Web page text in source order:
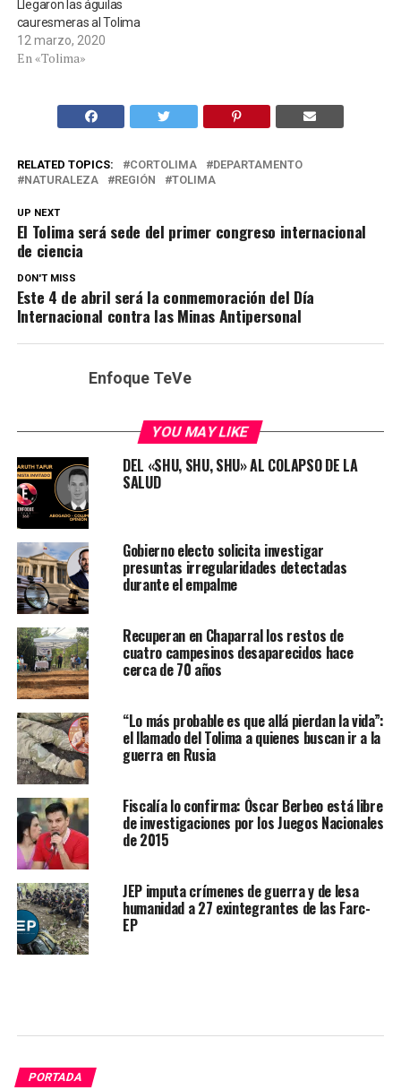
Llegaron las águilas
cauresmeras al Tolima
12 marzo, 2020
En «Tolima»
RELATED TOPICS: CORTOLIMA
DEPARTAMENTO
NATURALEZA
REGIÓN TOLIMA
UP NEXT
El Tolima será sede del primer congreso internacional
de ciencia
DON'T MISS
Este 4 de abril será la conmemoración del Día
Internacional contra las Minas Antipersonal
Enfoque TeVe
YOU MAY LIKE
DEL «SHU, SHU, SHU» AL COLAPSO DE LA
SALUD
Gobierno electo solicita investigar
presuntas irregularidades detectadas
durante el empalme
Recuperan en Chaparral los restos de
cuatro campesinos desaparecidos hace
cerca de 70 años
“Lo más probable es que allá pierdan la vida”:
el llamado del Tolima a quienes buscan ir a la
guerra en Rusia
Fiscalía lo confirma: Óscar Berbeo está libre
de investigaciones por los Juegos Nacionales
de 2015
JEP imputa crímenes de guerra y de lesa
humanidad a 27 exintegrantes de las Farc-
EP
PORTADA